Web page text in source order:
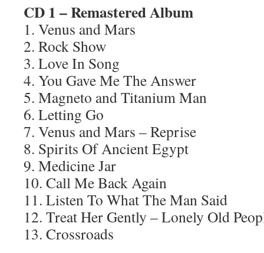
CD 1 – Remastered Album
1. Venus and Mars
2. Rock Show
3. Love In Song
4. You Gave Me The Answer
5. Magneto and Titanium Man
6. Letting Go
7. Venus and Mars – Reprise
8. Spirits Of Ancient Egypt
9. Medicine Jar
10. Call Me Back Again
11. Listen To What The Man Said
12. Treat Her Gently – Lonely Old
13. Crossroads